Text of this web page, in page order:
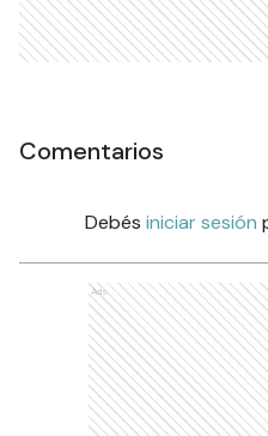
Comentarios
Debés iniciar sesión
Ads